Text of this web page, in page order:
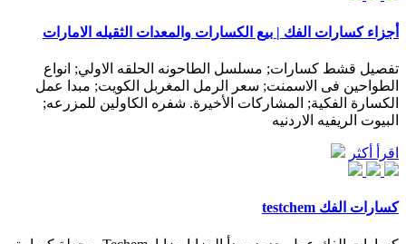
أجزاء كسارات الفك | بيع الكسارات والمعدات الثقيله الامارات
تفصيل قشط كسارات; مسلسل الطاحونه الحلقه الاولي; انواع
الطواحين فى الاسمنت; سعر الرمل المغربل الكويت; مبدا عمل
الكسارة الفكية; المشاركات الأخيرة. شفره الكاولين للمزرعه;
البيوت الريفيه الاردنيه
اقرأ أكثر
كسارات الفك testchem